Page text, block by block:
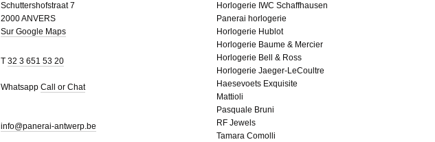
Schuttershofstraat 7
2000 ANVERS
Sur Google Maps
T 32 3 651 53 20
Whatsapp Call or Chat
info@panerai-antwerp.be
Horlogerie IWC Schaffhausen
Panerai horlogerie
Horlogerie Hublot
Horlogerie Baume & Mercier
Horlogerie Bell & Ross
Horlogerie Jaeger-LeCoultre
Haesevoets Exquisite
Mattioli
Pasquale Bruni
RF Jewels
Tamara Comolli